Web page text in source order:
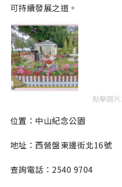
可持續發展之道。
點擊圖
位置：中山紀念公園
地址：西營盤東邊街北16號
查詢電話：2540 9704